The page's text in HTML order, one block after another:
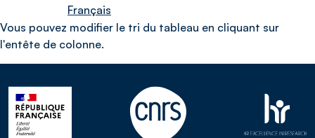
Français
Vous pouvez modifier le tri du tableau en cliquant sur
l'entête de colonne.